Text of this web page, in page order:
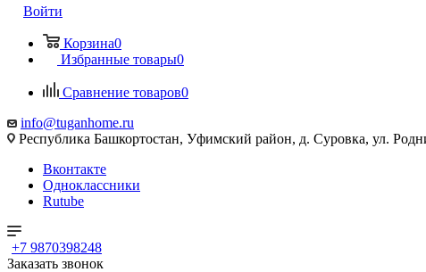
Войти
Корзина0
Избранные товары0
Сравнение товаров0
info@tuganhome.ru
Республика Башкортостан, Уфимский район, д. Суровка, ул.
Вконтакте
Одноклассники
Rutube
+7 9870398248
Заказать звонок